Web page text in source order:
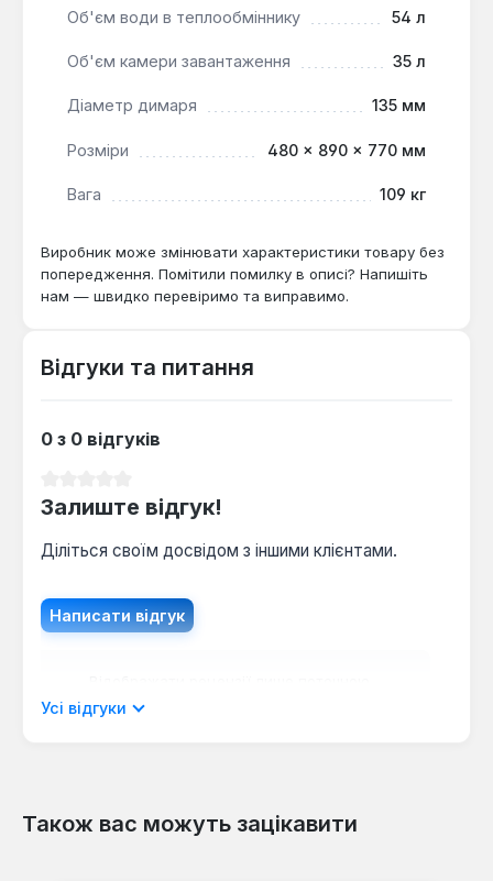
закладці палива.
кВт, здатний опалювати площу до 180 м², є
житлових або господарських приміщень, де
важлива економія простору та гнучкість у виборі
електрики.
Об'єм води в теплообміннику 54 л
Об'єм камери завантаження 35 л
Діаметр димаря 135 мм
Розміри 480 × 890 × 770 мм
Вага 109 кг
Виробник може змінювати характеристики товару без
попередження. Помітили помилку в описі? Напишіть
нам — швидко перевіримо та виправимо.
Відгуки та питання
0 з 0 відгуків
Залиште відгук!
Діліться своїм досвідом з іншими клієнтами.
Написати відгук
мовою.
Відгуків не знайдено. Поділіться
Усі відгуки
Також вас можуть зацікавити